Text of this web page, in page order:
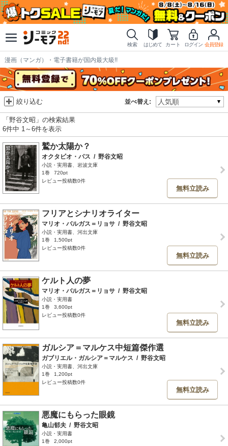
検索 はじめて カート ログイン 会員登録
漫画（マンガ）・電子書籍が国内最大級!!
並べ替え:
絞り込む
「野谷文昭」の検索結果
6件中 1～6件を表示
鷲か太陽か？
オクタビオ・パス / 野谷文昭
小説・実用書、岩波文庫
1巻
720pt
レビュー投稿数0件
無料立読み
フリアとシナリオライター
マリオ・バルガス＝リョサ / 野谷文昭
小説・実用書、河出文庫
1巻
1,500pt
レビュー投稿数0件
無料立読み
ケルト人の夢
マリオ・バルガス＝リョサ / 野谷文昭
小説・実用書
1巻
3,600pt
レビュー投稿数0件
無料立読み
ガルシア＝マルケス中短篇傑作選
ガブリエル・ガルシア＝マルケス / 野谷文昭
小説・実用書、河出文庫
1巻
1,200pt
レビュー投稿数0件
無料立読み
悪魔にもらった眼鏡
亀山郁夫 / 野谷文昭
小説・実用書
1巻
2,000pt